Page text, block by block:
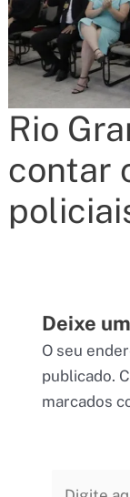
Rio
contar
Deixe
O seu
publicado.
marcados